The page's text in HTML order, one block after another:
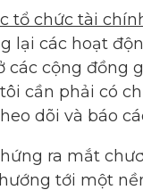
tổ chức tài
lại các hoạt
các cộng đồng
cần phải có
dõi và báo
ra mắt
tới một